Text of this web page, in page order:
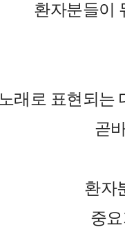
환자분들이
노래로 표현되는
곧
환자
중